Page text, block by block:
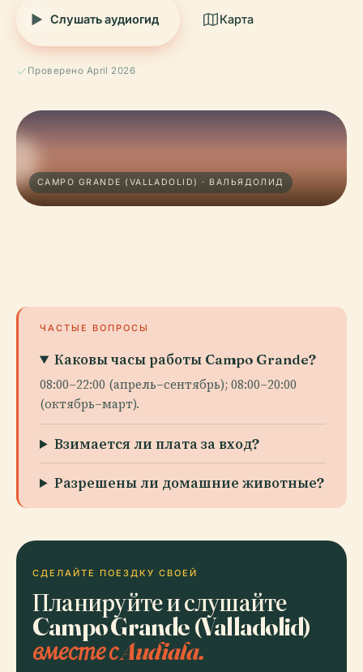
Слушать аудиогид Карта
Проверено April 2026
CAMPO GRANDE (VALLADOLID) · ВАЛЬЯДОЛИД
ЧАСТЫЕ ВОПРОСЫ
Каковы часы работы Campo Grande?
08:00–22:00 (апрель–сентябрь); 08:00–20:00
(октябрь–март).
Взимается ли плата за вход?
Разрешены ли домашние животные?
СДЕЛАЙТЕ ПОЕЗДКУ СВОЕЙ
Планируйте и слушайте
Campo Grande (Valladolid)
вместе с Audiala.